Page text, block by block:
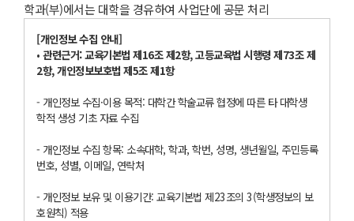
학과(부)에서는 대학을 경유하여 사업단에 공문 처리
[개인정보 수집 안내]
• 관련근거:교육기본법 제16조 제2항,고등교육법 시행령 제73조 제
2항,개인정보보호법 제5조 제1항
- 개인정보 수집·이용 목적: 대학간 학술교류 협정에 따른 타 대학생
학적 생성 기초 자료 수집
- 개인정보 수집 항목: 소속대학, 학과, 학번, 성명, 생년월일, 주민등록
번호, 성별, 이메일, 연락처
- 개인정보 보유 및 이용기간: 교육기본법 제23조의 3(학생정보의 보
호원칙) 적용